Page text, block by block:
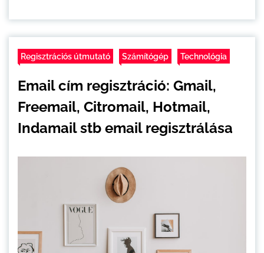
Regisztrációs útmutató Számítógép Technológia
Email cím regisztráció: Gmail,
Freemail, Citromail, Hotmail,
Indamail stb email regisztrálása